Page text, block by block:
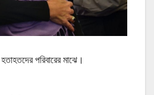
হতাহতদের পরিবারের মাঝে।